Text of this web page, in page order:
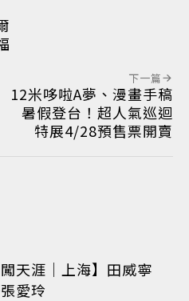
下一篇
12米哆啦A夢、漫畫手稿
暑假登台！超人氣巡迴
特展4/28預售票開賣
闖天涯｜上海】田威寧
愛玲